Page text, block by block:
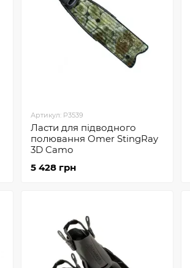
Артикул: P3539
Ласти для підводного
полювання Omer StingRay
3D Camo
5 428 грн